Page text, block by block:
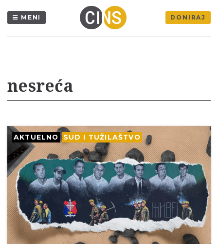
MENI DONIRAJ
nesreća
AKTUELNO SUD I TUŽILAŠTVO